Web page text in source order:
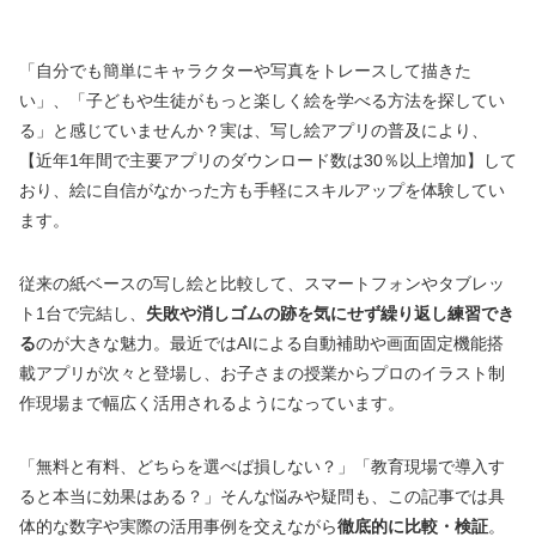
「自分でも簡単にキャラクターや写真をトレースして描きた
い」、「子どもや生徒がもっと楽しく絵を学べる方法を探してい
る」と感じていませんか？実は、写し絵アプリの普及により、
【近年1年間で主要アプリのダウンロード数は30％以上増加】して
おり、絵に自信がなかった方も手軽にスキルアップを体験してい
ます。
従来の紙ベースの写し絵と比較して、スマートフォンやタブレッ
ト1台で完結し、 失敗や消しゴムの跡を気にせず繰り返し練習でき
るのが大きな魅力。最近ではAIによる自動補助や画面固定機能搭
載アプリが次々と登場し、お子さまの授業からプロのイラスト制
作現場まで幅広く活用されるようになっています。
「無料と有料、どちらを選べば損しない？」「教育現場で導入す
ると本当に効果はある？」そんな悩みや疑問も、この記事では具
体的な数字や実際の活用事例を交えながら徹底的に比較・検証。